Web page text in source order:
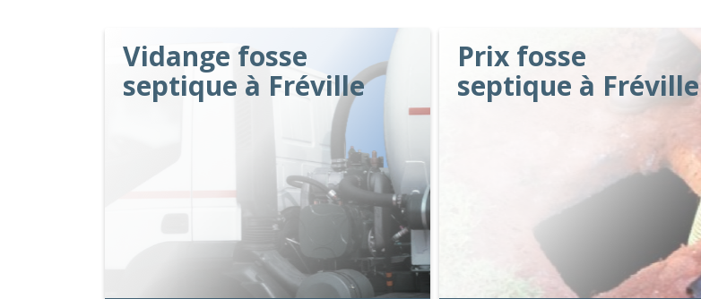
Vidange fosse
septique à Fréville
Prix fosse
septique à Fréville